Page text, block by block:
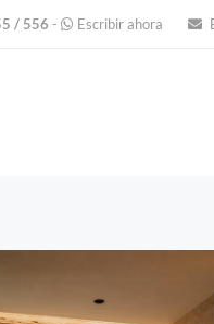
/ 556 - Escribir ahora